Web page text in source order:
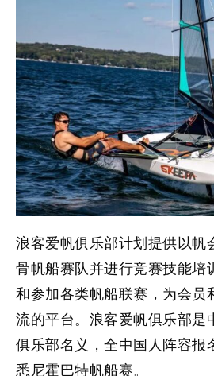
浪客爱帆俱乐部计划提供以帆
骨帆船赛队并进行竞赛技能培
和参加各类帆船联赛，为会员
流的平台。浪客爱帆俱乐部是
俱乐部名义，全中国人阵容报
悉尼霍巴特帆船赛。